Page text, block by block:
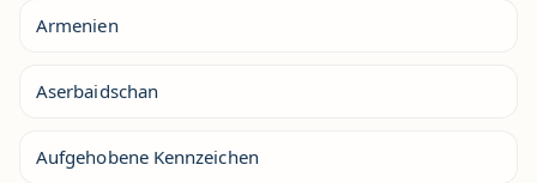
Armenien
Aserbaidschan
Aufgehobene Kennzeichen